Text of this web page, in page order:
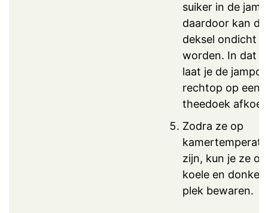
suiker in de jam,
daardoor kan de
deksel ondicht
worden. In dat
laat je de
rechtop op een
theedoek
Zodra ze op
zijn, kun je ze
koele en
plek bewaren.